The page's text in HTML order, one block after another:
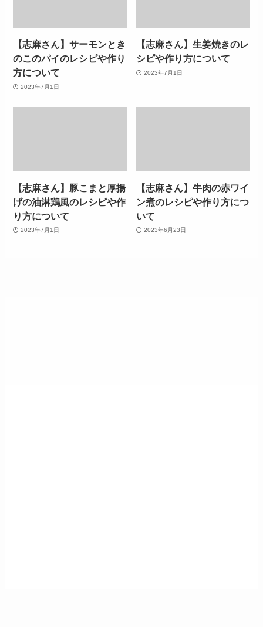
【志麻さん】サーモンとき
のこのパイのレシピや作り
方について
2023年7月1日
【志麻さん】生姜焼きのレ
シピや作り方について
2023年7月1日
【志麻さん】豚こまと厚揚
げの油淋鶏風のレシピや作
り方について
2023年7月1日
【志麻さん】牛肉の赤ワイ
ン煮のレシピや作り方につ
いて
2023年6月23日